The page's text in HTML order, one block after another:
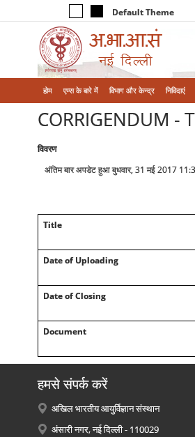
Default Theme
होम एम्‍स के बारे में विभाग और केन्‍द्र निविदाएं
CORRIGENDUM
विवरण
अंतिम बार अपडेट हुआ बुधवार, 31 मई 2017
Title
Date of Uploading
Date of Closing
Document
हमसे संपर्क करें
अखिल भारतीय आयुर्विज्ञान संस्थान
अंसारी नगर, नई दिल्ली - 110029